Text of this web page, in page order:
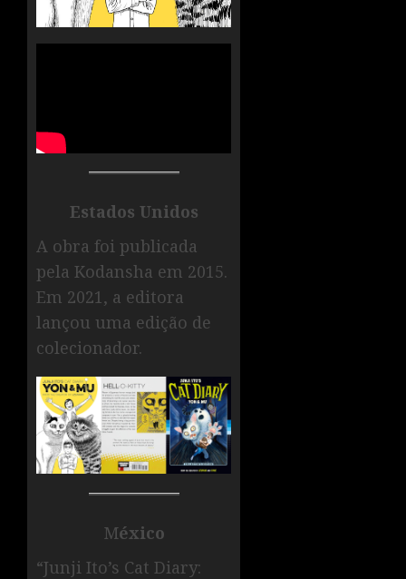
Estados Unidos
A obra foi publicada
pela Kodansha em 2015.
Em 2021, a editora
lançou uma edição de
colecionador.
México
“Junji Ito’s Cat Diary: